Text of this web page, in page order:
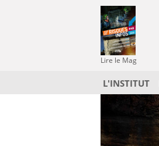
Lire le Mag
L'INSTITUT